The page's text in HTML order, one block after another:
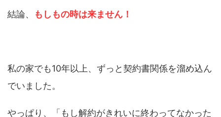
結論、 もしもの時は来ません！
私の家でも10年以上、ずっと契約書関係を溜め込ん
でいました。
やっぱり、「もし解約がきれいに終わってなかった